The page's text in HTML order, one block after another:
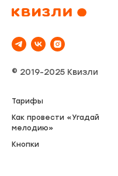
© 2019-2025 Квизли
Тарифы
Как провести «Угадай
мелодию»
Кнопки